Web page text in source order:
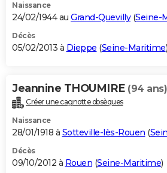
Naissance
24/02/1944 au Grand-Quevilly(Seine-
Décès
05/02/2013 à Dieppe (Seine-Maritime)
Jeannine THOUMIRE (94 ans)
Créer une cagnotte obsèques
Naissance
28/01/1918 à Sotteville-lès-Rouen (
Décès
09/10/2012 à Rouen (Seine-Maritime)